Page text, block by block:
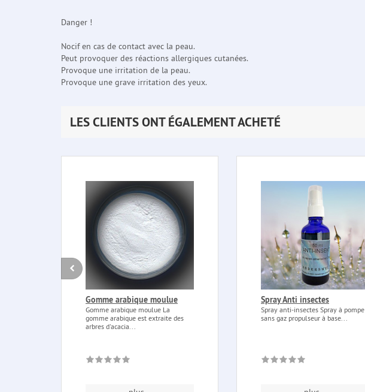
Danger !
Nocif en cas de contact avec la peau.
Peut provoquer des réactions allergiques cutanées.
Provoque une irritation de la peau.
Provoque une grave irritation des yeux.
LES CLIENTS ONT ÉGALEMENT ACHETÉ
Gomme arabique moulue
Gomme arabique moulue La
gomme arabique est extraite des
arbres d'acacia...
Spray Anti insectes
Spray anti-insectes Spray à pompe
sans gaz propulseur à base...